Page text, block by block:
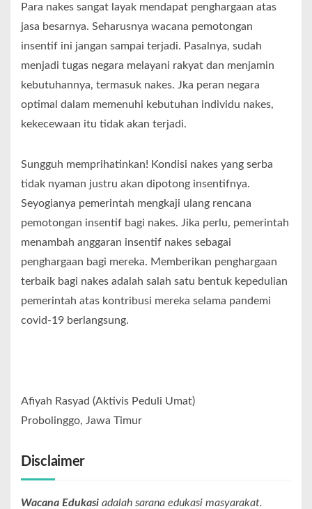
Para nakes sangat layak mendapat penghargaan atas
jasa besarnya. Seharusnya wacana pemotongan
insentif ini jangan sampai terjadi. Pasalnya, sudah
menjadi tugas negara melayani rakyat dan menjamin
kebutuhannya, termasuk nakes. Jka peran negara
optimal dalam memenuhi kebutuhan individu nakes,
kekecewaan itu tidak akan terjadi.
Sungguh memprihatinkan! Kondisi nakes yang serba
tidak nyaman justru akan dipotong insentifnya.
Seyogianya pemerintah mengkaji ulang rencana
pemotongan insentif bagi nakes. Jika perlu, pemerintah
menambah anggaran insentif nakes sebagai
penghargaan bagi mereka. Memberikan penghargaan
terbaik bagi nakes adalah salah satu bentuk kepedulian
pemerintah atas kontribusi mereka selama pandemi
covid-19 berlangsung.
Afiyah Rasyad (Aktivis Peduli Umat)
Probolinggo, Jawa Timur
Disclaimer
Wacana Edukasi adalah sarana edukasi masyarakat.